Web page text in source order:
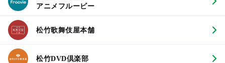
アニメフルービー
松竹歌舞伎屋本舗
松竹DVD倶楽部